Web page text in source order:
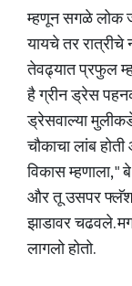
म्हणून सगळे लोक
यायचे तर
तेवढ्यात प्रफुल
है ग्रीन ड्रेस
ड्रेसवाल्या
चौकाचा लांब
विकास
और तू उसपर फ्लॅश
झाडावर चढवले.
लागलो होतो.